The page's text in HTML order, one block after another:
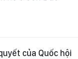
của Quốc hội